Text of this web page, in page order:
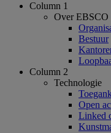
Column 1
Over EBSCO
Bestuur
Column 2
Technologie
Open
Linked